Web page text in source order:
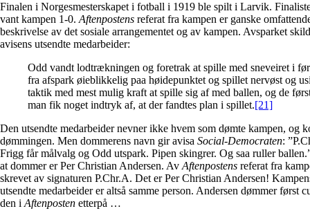
Finalen i Norgesmesterskapet i fotball i 1919 ble spilt i Larvik.
vant kampen 1-0. Aftenpostens referat fra kampen er ganske
beskrivelse av det sosiale arrangementet og av kampen. Avsparket
avisens utsendte medarbeider:
Odd vandt lodtrækningen og foretrak at spille med sneveiret i
fra afspark øieblikkelig paa høidepunktet og spillet nervøst og
taktik med mest mulig kraft at spille sig af med ballen, og de
man fik noget indtryk af, at der fandtes plan i spillet.[21]
Den utsendte medarbeider nevner ikke hvem som dømte kampen, og
dømmingen. Men dommerens navn gir avisa Social-Democraten:
Frigg får målvalg og Odd utspark. Pipen skingrer. Og saa ruller
at dommer er Per Christian Andersen. Av Aftenpostens referat fra
skrevet av signaturen P.Chr.A. Det er Per Christian Andersen!
utsendte medarbeider er altså samme person. Andersen dømmer først
den i Aftenposten etterpå …